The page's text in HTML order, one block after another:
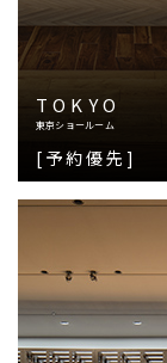
TOKYO
東京ショールーム
[予約優先]